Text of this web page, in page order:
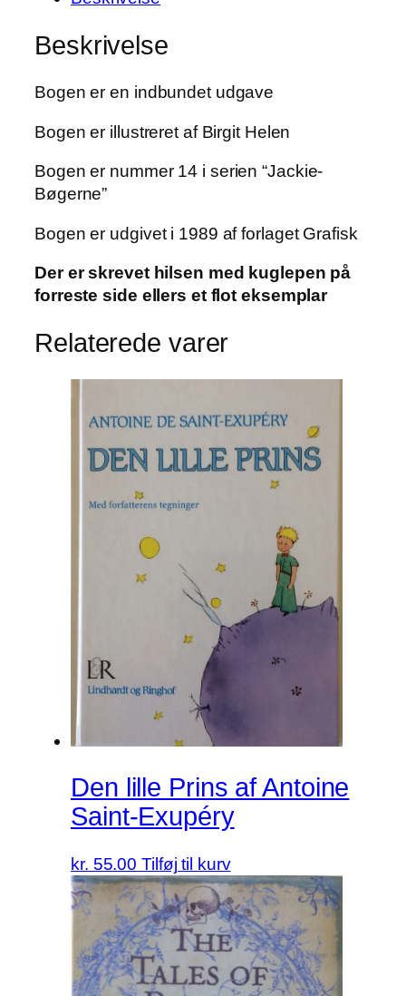
Berrisford
Beskrivelse
Bogen er en indbundet udgave
Bogen er illustreret af Birgit Helen
Bogen er nummer 14 i serien “Jackie-
Bøgerne”
Bogen er udgivet i 1989 af forlaget Grafisk
Der er skrevet hilsen med kuglepen på
forreste side ellers et flot eksemplar
Relaterede varer
Den lille Prins af Antoine
Saint-Exupéry
kr. 55.00 Tilføj til kurv